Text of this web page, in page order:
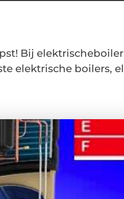
Bij
elektrische boilers,